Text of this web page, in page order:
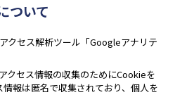
ついて
クセス解析ツール「Googleアナリテ
クセス情報の収集のためにCookieを
報は匿名で収集されており、個人を